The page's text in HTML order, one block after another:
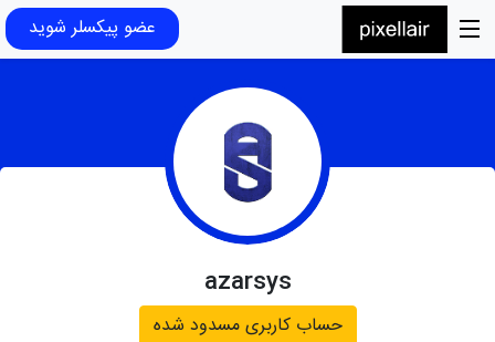
عضو پیکسلر شوید
azarsys
حساب کاربری مسدود شده